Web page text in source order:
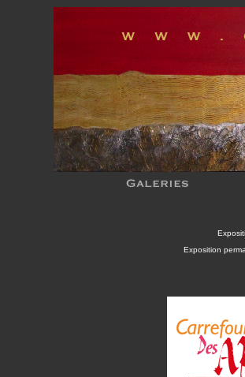
Exposition